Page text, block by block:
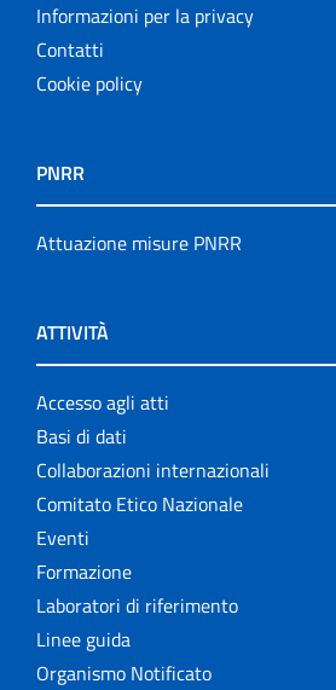
Informazioni per la privacy
Contatti
Cookie policy
PNRR
Attuazione misure PNRR
ATTIVITÀ
Accesso agli atti
Basi di dati
Collaborazioni internazionali
Comitato Etico Nazionale
Eventi
Formazione
Laboratori di riferimento
Linee guida
Organismo Notificato